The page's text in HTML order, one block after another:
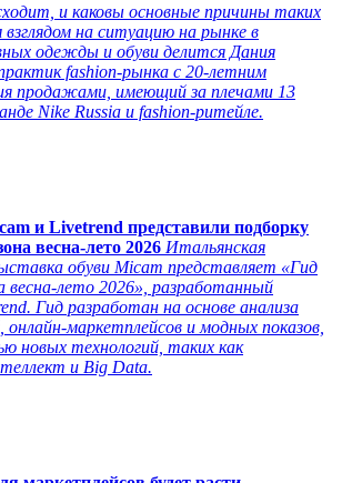
и каковы основные причины таких
на ситуацию на рынке в
одежды и обуви делится Дания
fashion-рынка с 20-летним
продажами, имеющий за плечами 13
Nike Russia и fashion-ритейле.
и Livetrend представили подборку
весна-лето 2026 Итальянская
обуви Micam представляет «Гид
весна-лето 2026», разработанный
Гид разработан на основе анализа
онлайн-маркетплейсов и модных показов,
новых технологий, таких как
и Big Data.